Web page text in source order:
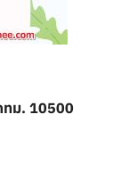
ทม. 10500